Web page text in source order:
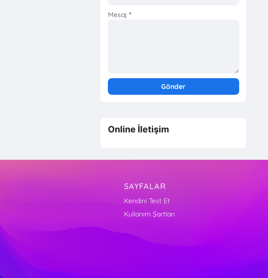
Mesaj *
Online İletişim
SAYFALAR
Kendini Test Et
Kullanım Şartları